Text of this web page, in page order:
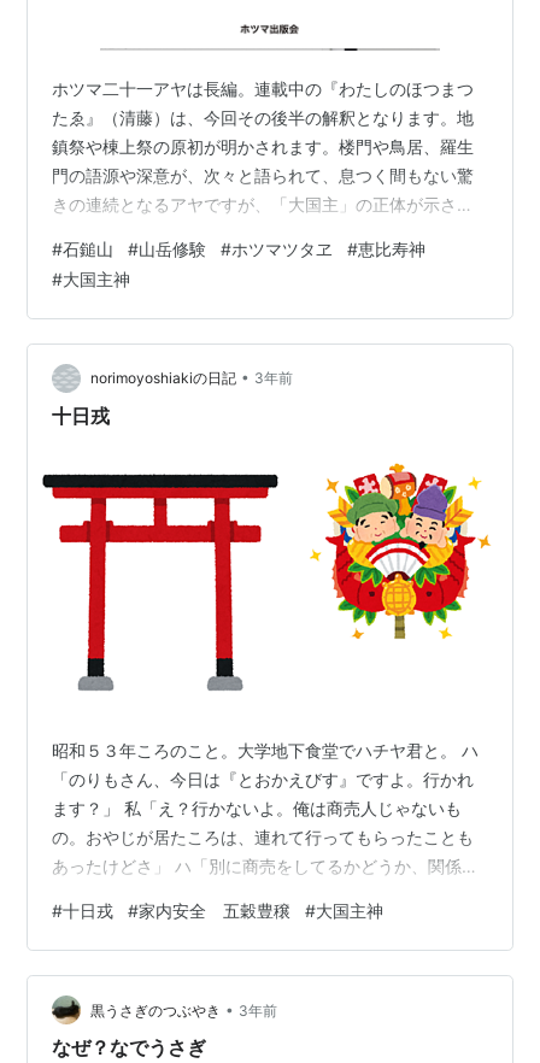
ホツマ二十一アヤは長編。連載中の『わたしのほつまつ
たゑ』（清藤）は、今回その後半の解釈となります。地
鎮祭や棟上祭の原初が明かされます。楼門や鳥居、羅生
門の語源や深意が、次々と語られて、息つく間もない驚
きの連続となるアヤですが、「大国主」の正体が示され
います。馴染みの深い七福神の二大スター、恵比寿と大
黒。アカデミズムの通説では、鯛を釣り上げる姿の恵比
寿が「唯一の日本古来の神」で、大黒は、ヒンズー教シ
ヴァ神が、大国主命＝素戔嗚尊の息子の大己貴命（おお
なむち）と習合したものと解釈されています。 ホツマ伝
承を読み解けば、恵比寿は、カシマタチ（国譲り）に…
#石鎚山 #山岳修験 #ホツマツタヱ #恵比寿神
#大国主神
norimoyoshiakiの日記 • 3年前
十日戎
昭和５３年ころのこと。大学地下食堂でハチヤ君と。 ハ
「のりもさん、今日は『とおかえびす』ですよ。行かれ
ます？」 私「え？行かないよ。俺は商売人じゃないも
の。おやじが居たころは、連れて行ってもらったことも
あったけどさ」 ハ「別に商売をしてるかどうか、関係な
ことだってあるんですよ」 私「そうなの？」 ハ「そうで
すよ。えべっさんっていうのは、本来、海の神さまなん
ですよ。だから、どんな絵でも、釣り竿と大きな鯛をか
かえてるでしょ？」 私「なるほど、だけどなんで商売の
神さまになるんだろ？」 ハ「ま、そこが大阪らしいとい
#十日戎 #家内安全 五穀豊穣 #大国主神
黒うさぎのつぶやき • 3年前
なぜ？なでうさぎ